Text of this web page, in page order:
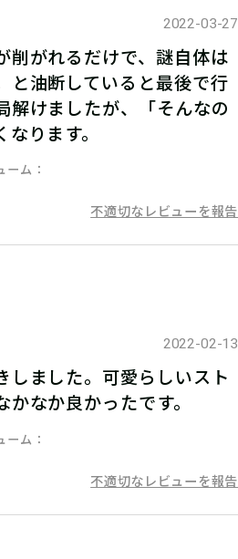
2022-03-27
削がれるだけで、謎自体は
と油断していると最後で行
解けましたが、「そんなの
ります。
ーム
不適切なレビューを報告
2022-02-13
しました。可愛らしいスト
なか良かったです。
ーム
不適切なレビューを報告